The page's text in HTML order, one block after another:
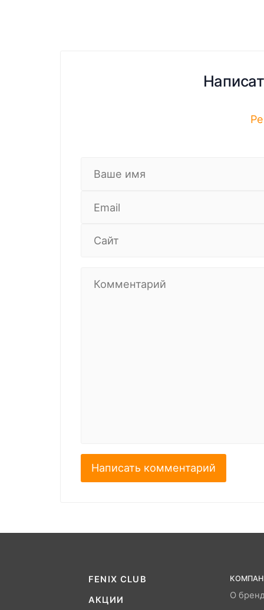
FENIX CLUB
АКЦИИ
О